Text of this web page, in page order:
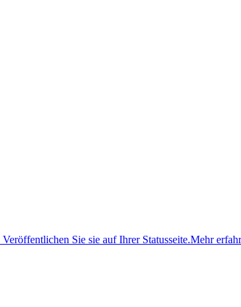
Veröffentlichen Sie sie auf Ihrer Statusseite.Mehr